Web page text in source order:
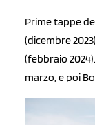
Prime tappe
(dicembre
(febbraio
marzo, e poi